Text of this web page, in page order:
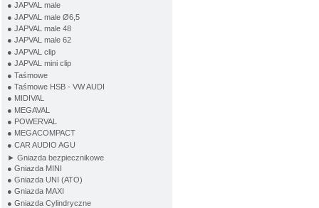
● JAPVAL male
● JAPVAL male Ø6,5
● JAPVAL male 48
● JAPVAL male 62
● JAPVAL clip
● JAPVAL mini clip
● Taśmowe
● Taśmowe HSB - VW AUDI
● MIDIVAL
● MEGAVAL
● POWERVAL
● MEGACOMPACT
● CAR AUDIO AGU
► Gniazda bezpiecznikowe
● Gniazda MINI
● Gniazda UNI (ATO)
● Gniazda MAXI
● Gniazda Cylindryczne